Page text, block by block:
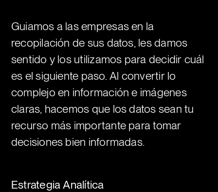
Guiamos a las empresas en la
recopilación de sus datos, les damos
sentido y los utilizamos para decidir cuál
es el siguiente paso. Al convertir lo
complejo en información e imágenes
claras, hacemos que los datos sean tu
recurso más importante para tomar
decisiones bien informadas.
Estrategia Analítica